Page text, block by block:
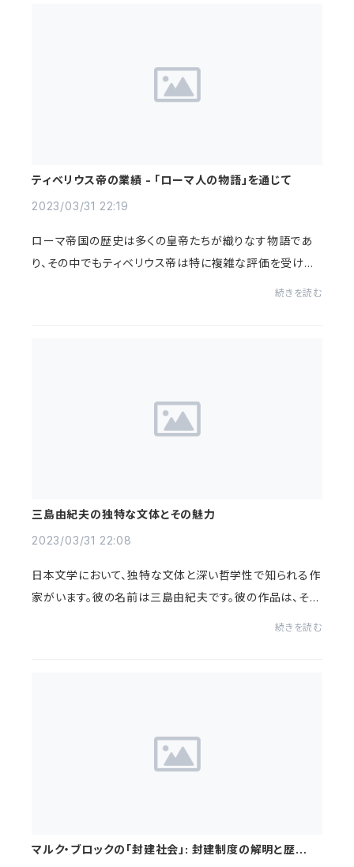
ティベリウス帝の業績 - 「ローマ人の物語」を通じて
2023/03/31 22:19
ローマ帝国の歴史は多くの皇帝たちが織りなす物語であ
り、その中でもティベリウス帝は特に複雑な評価を受けて
続きを読む
三島由紀夫の独特な文体とその魅力
2023/03/31 22:08
日本文学において、独特な文体と深い哲学性で知られる作
家がいます。彼の名前は三島由紀夫です。彼の作品は、その
続きを読む
マルク・ブロックの「封建社会」: 封建制度の解明と歴史学